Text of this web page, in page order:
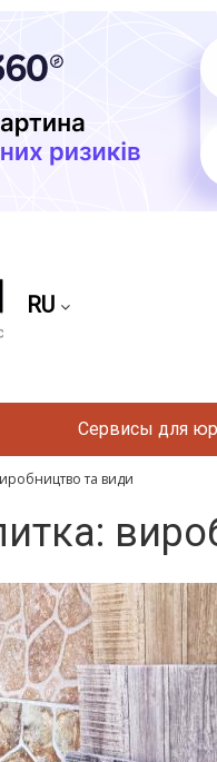
RU
Сервисы для
та види